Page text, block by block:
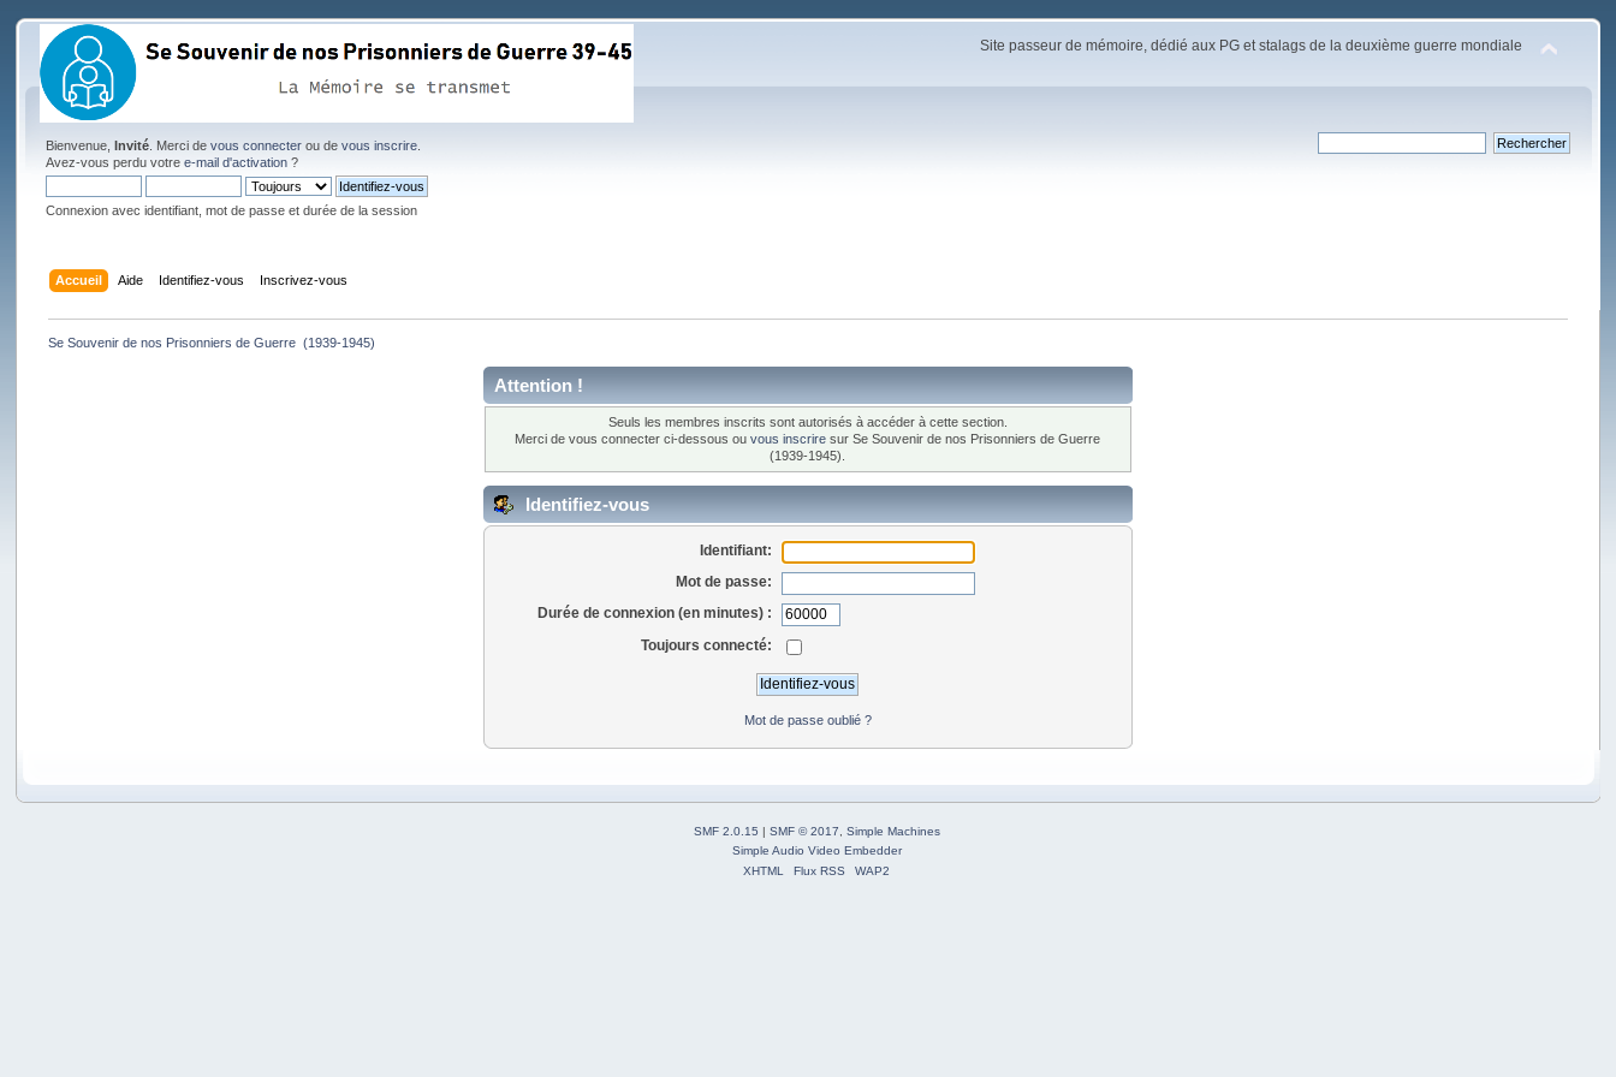
Site passeur de mémoire, dédié aux PG et stalags de la deuxième guerre mondiale
Bienvenue,Invité . Merci devous connecter ou devous inscrire
Avez-vous perdu votree-mail d'activation ?
Connexion avec identifiant, mot de passe et durée de la session
Accueil Aide Identifiez-vous Inscrivez-vous
Se Souvenir de nos Prisonniers de Guerre  (1939-1945)
Attention !
Seuls les membres inscrits sont autorisés à accéder à cette section.
Merci de vous connecter ci-dessous ouvous inscrire sur Se Souvenir de nos Prisonniers de Guerre
(1939-1945).
Identifiez-vous
Identifiant:
Mot de passe:
Durée de connexion (en minutes) :
Toujours connecté:
Mot de passe oublié ?
SMF 2.0.15 | SMF © 2017
Simple Machines
Simple Audio Video Embedder
XHTML
Flux RSS WAP2